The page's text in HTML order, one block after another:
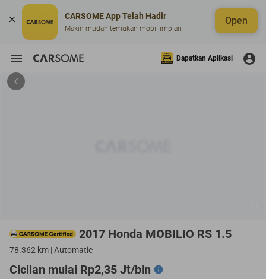
CARSOME App Telah Hadir
Makin mudah temukan mobil impian
Open
Dapatkan Aplikasi
2017 Honda MOBILIO RS 1.5
78.362 km | Automatic
Cicilan mulai Rp2,35 Jt/bln